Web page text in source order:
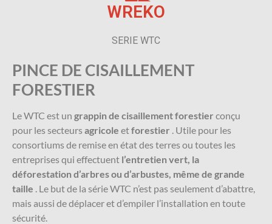
WREKO
SERIE WTC
PINCE DE CISAILLEMENT
FORESTIER
Le WTC est un grappin de cisaillement forestier conçu
pour les secteurs agricole etforestier . Utile pour les
consortiums de remise en état des terres ou toutes les
entreprises qui effectuent l’entretien vert, la
déforestation d’arbres ou d’arbustes, même de grande
taille . Le but de la série WTC n’est pas seulement d’abattre,
mais aussi de déplacer et d’empiler l’installation en toute
sécurité.